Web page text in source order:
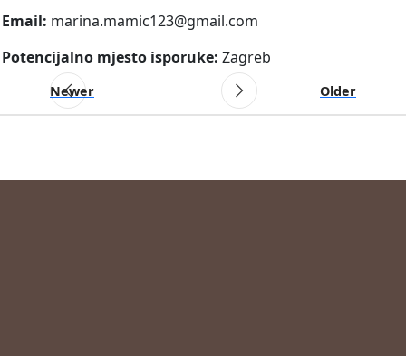
Email: marina.mamic123@gmail.com
Potencijalno mjesto isporuke: Zagreb
Newer Older